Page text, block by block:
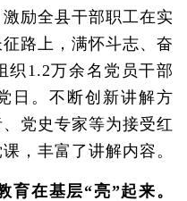
励全县干部职工在实
路上，满怀斗志、奋
织1.2万余名党员干部
日。不断创新讲解方
党史专家等为接受红
，丰富了讲解内容。
育在基层“亮”起来。